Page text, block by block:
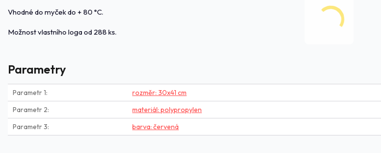
Vhodné do myček do + 80 °C.
Možnost vlastního loga od 288 ks.
Parametry
Parametr 1
rozměr: 30x41 cm
Parametr 2
materiál: polypropylen
Parametr 3
barva: červená